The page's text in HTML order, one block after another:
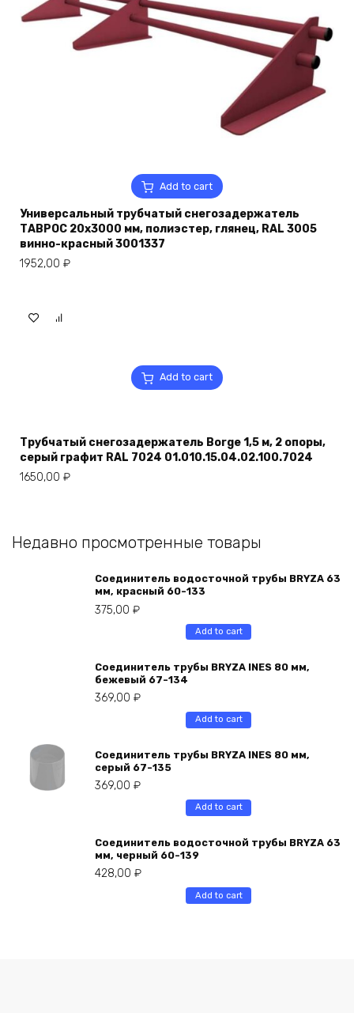
Add to cart
Универсальный трубчатый снегозадержатель
ТАВРОС 20х3000 мм, полиэстер, глянец, RAL 3005
винно-красный 3001337
1952,00 ₽
Add to cart
Трубчатый снегозадержатель Borge 1,5 м, 2 опоры,
серый графит RAL 7024 01.010.15.04.02.100.7024
1650,00 ₽
Недавно просмотренные товары
Соединитель водосточной трубы BRYZA 63
мм, краcный 60-133
375,00 ₽
Add to cart
Соединитель трубы BRYZA INES 80 мм,
бежевый 67-134
369,00 ₽
Add to cart
Соединитель трубы BRYZA INES 80 мм,
серый 67-135
369,00 ₽
Add to cart
Соединитель водосточной трубы BRYZA 63
мм, черный 60-139
428,00 ₽
Add to cart